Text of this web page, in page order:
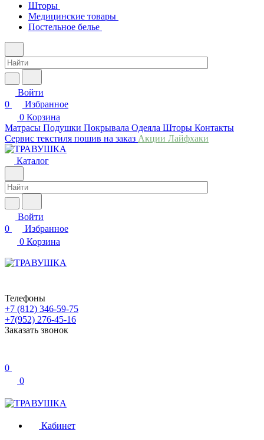
Шторы
Медицинские товары
Постельное белье
Войти
0
Избранное
0 Корзина
Матрасы Подушки Покрывала Одеяла Шторы Контакты
Сервис текстиля пошив на заказ Акции Лайфхаки
Каталог
Войти
0
Избранное
0 Корзина
Телефоны
+7 (812) 346-59-75
+7(952) 276-45-16
Заказать звонок
0
0
Кабинет